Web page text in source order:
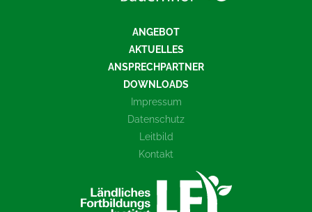
ANGEBOT
AKTUELLES
ANSPRECHPARTNER
DOWNLOADS
Impressum
Datenschutz
Leitbild
Kontakt